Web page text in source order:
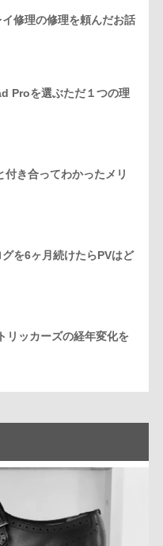
修理の修理を頼んだお話
Proを選ぶただ１つの理
付き合ってわかったメリ
を6ヶ月続けたらPVはど
リッカーズの経年変化を